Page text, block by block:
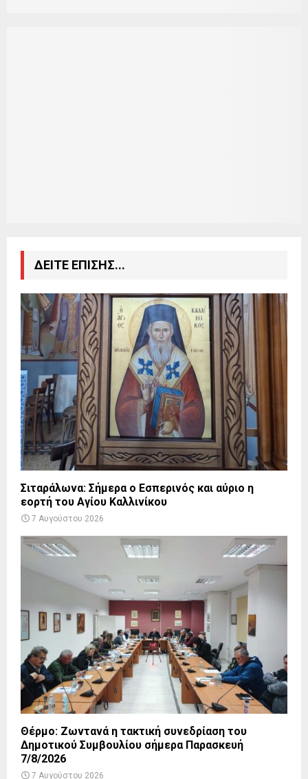
ΔΕΙΤΕ ΕΠΙΣΗΣ...
Σιταράλωνα: Σήμερα ο Εσπερινός και αύριο η
εορτή του Αγίου Καλλινίκου
7 Αυγούστου 2026
Θέρμο: Ζωντανά η τακτική συνεδρίαση του
Δημοτικού Συμβουλίου σήμερα Παρασκευή
7/8/2026
7 Αυγούστου 2026